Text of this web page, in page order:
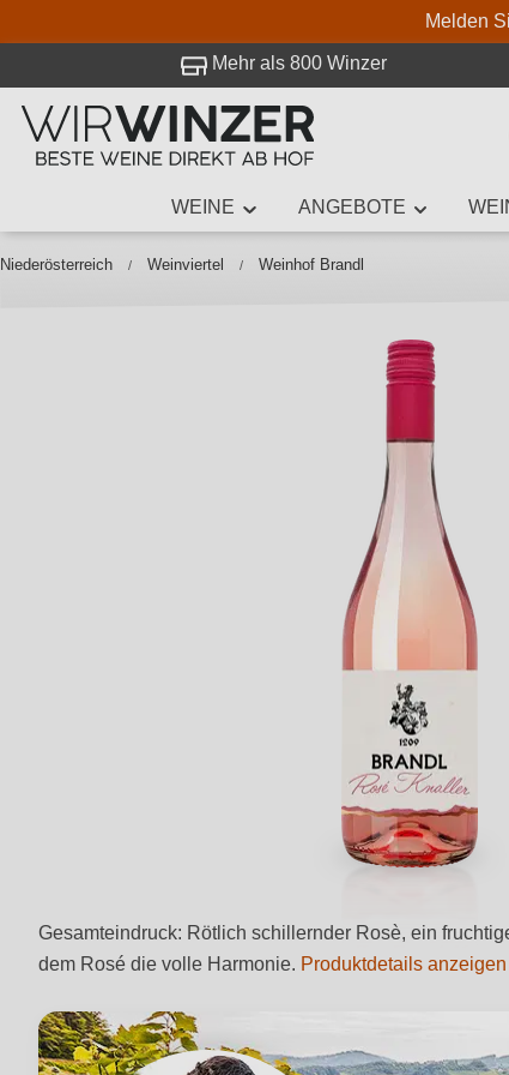
Melden
Mehr als 800 Winzer
WEINE ANGEBOTE
Niederösterreich Weinviertel Weinhof Brandl
Gesamteindruck: Rötlich schillernder Rosè, ein
dem Rosé die volle Harmonie. Produktdetails
Weinsuche
bei WirWinzer.